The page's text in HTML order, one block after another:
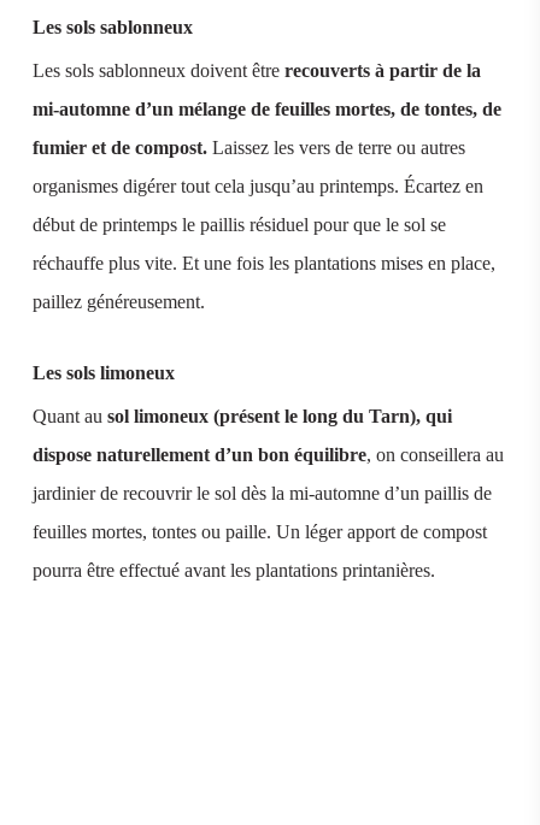
Les sols sablonneux
Les sols sablonneux doivent être recouverts à partir de la
mi-automne d’un mélange de feuilles mortes, de tontes, de
fumier et de compost.Laissez les vers de terre ou autres
organismes digérer tout cela jusqu’au printemps. Écartez en
début de printemps le paillis résiduel pour que le sol se
réchauffe plus vite. Et une fois les plantations mises en place,
paillez généreusement.
Les sols limoneux
Quant au sol limoneux (présent le long du Tarn), qui
dispose naturellement d’un bon équilibre, on conseillera au
jardinier de recouvrir le sol dès la mi-automne d’un paillis de
feuilles mortes, tontes ou paille. Un léger apport de compost
pourra être effectué avant les plantations printanières.